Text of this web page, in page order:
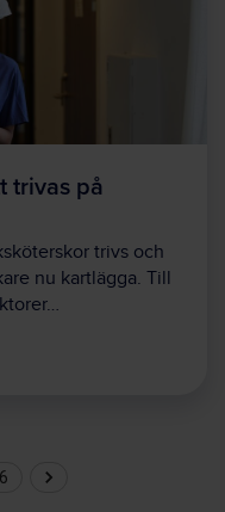
trivas på
trivs och
nu kartlägga. Till
6